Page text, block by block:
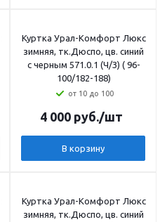
Куртка Урал-Комфорт Люкс
зимняя, тк.Дюспо, цв. синий
с черным 571.0.1 (Ч/З) ( 96-
100/182-188)
от 10 до 100
4 000руб./шт
В корзину
Куртка Урал-Комфорт Люкс
зимняя, тк.Дюспо, цв. синий